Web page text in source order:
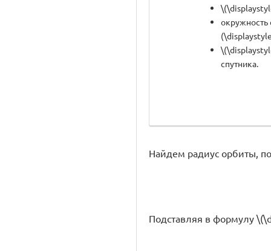
окружность
спутника.
Найдем радиус орбиты,
Подставляя в формулу